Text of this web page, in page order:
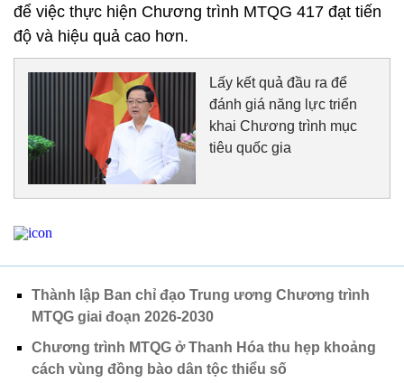
để việc thực hiện Chương trình MTQG 417 đạt tiến
độ và hiệu quả cao hơn.
Lấy kết quả đầu ra để
đánh giá năng lực triển
khai Chương trình mục
tiêu quốc gia
Thành lập Ban chỉ đạo Trung ương Chương trình
MTQG giai đoạn 2026-2030
Chương trình MTQG ở Thanh Hóa thu hẹp khoảng
cách vùng đồng bào dân tộc thiểu số